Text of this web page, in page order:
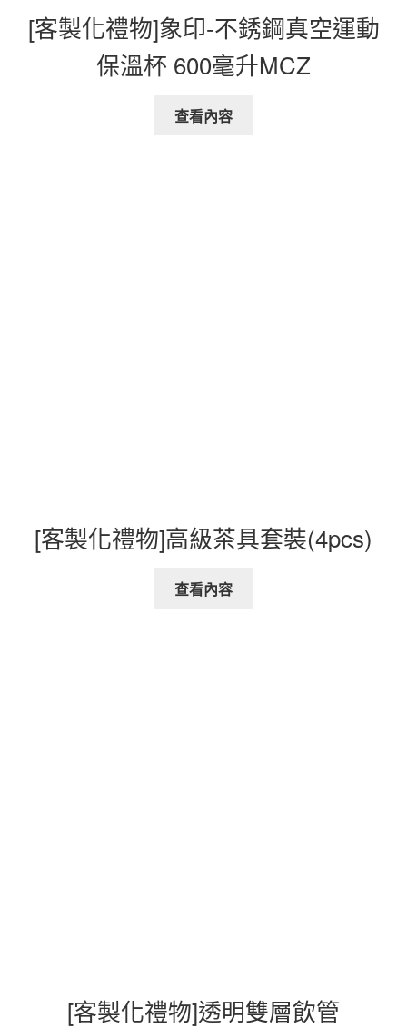
[客製化禮物]象印-不銹鋼真空運動
保溫杯 600毫升MCZ
查看內容
[客製化禮物]高級茶具套裝(4pcs)
查看內容
[客製化禮物]透明雙層飲管